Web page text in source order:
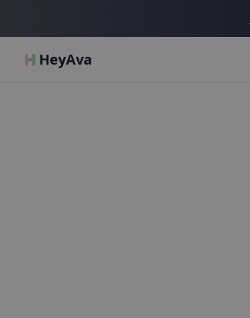
HeyAva